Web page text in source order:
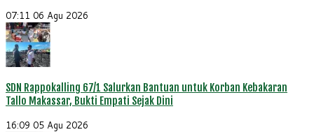
07:11 06 Agu 2026
SDN Rappokalling 67/1 Salurkan Bantuan untuk Korban Kebakaran
Tallo Makassar, Bukti Empati Sejak Dini
16:09 05 Agu 2026